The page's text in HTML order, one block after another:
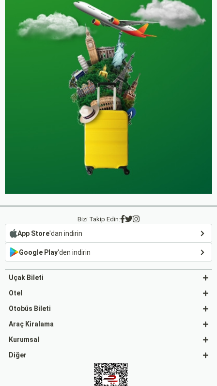
Bizi Takip Edin:
App Store'dan indirin
Google Play'den indirin
Uçak Bileti
Otel
Otobüs Bileti
Araç Kiralama
Kurumsal
Diğer